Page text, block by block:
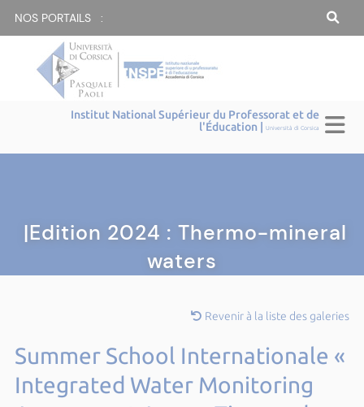
NOS PORTAILS :
Institut National Supérieur du Professorat et de
l'Éducation |Università di Corsica
|Edition 2024 : Thermo-mineral
waters
Revenir à la liste des galeries
Summer School Internationale «
Integrated Water Monitoring